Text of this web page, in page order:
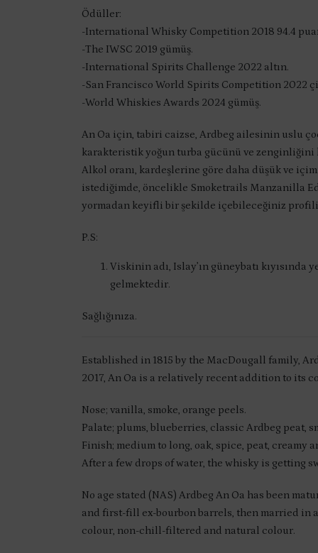
Ödüller:
-International Whisky Competition 2018 94.4
-The IWSC 2019 gümüş.
-International Spirits Challenge 2022 altın.
-San Francisco World Spirits Competition 2022
-World Whiskies Awards 2024 gümüş.
An Oa için, tabiri caizse, Ardbeg ailesinin uslu
karakteristik yoğun turba gücünü ve
Alkol oranı, kardeşlerine göre daha düşük ve
istediğimde, öncelikle Smoketrails Manzanilla
yormadan keyifli bir şekilde içebileceğiniz
P.S:
Viskinin adı, Islay’ın güneybatı
gelmektedir.
Sağlığınıza.
Established in 1815 by the MacDougall family,
2017, An Oa is a relatively recent addition to its
Nose; vanilla, smoke, orange peels.
Palate; plums, blueberries, classic Ardbeg peat,
Finish; medium to long, oak, spice, peat, creamy
After a few drops of water, the whisky is getting
No age stated (NAS) Ardbeg An Oa has been
and first-fill ex-bourbon barrels, then married in
colour, non-chill-filtered and natural colour.